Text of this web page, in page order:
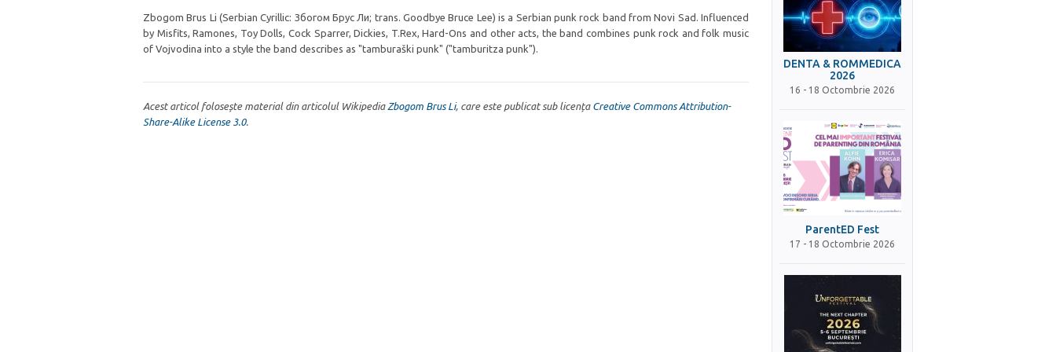
Zbogom Brus Li (Serbian Cyrillic: Збогом Брус Ли; trans. Goodbye Bruce Lee) is a Serbian punk rock band from Novi Sad. Influenced
by Misfits, Ramones, Toy Dolls, Cock Sparrer, Dickies, T.Rex, Hard-Ons and other acts, the band combines punk rock and folk music
of Vojvodina into a style the band describes as "tamburaški punk" ("tamburitza punk").
Acest articol folosește material din articolul Wikipedia Zbogom Brus Li, care este publicat sub licența Creative Commons Attribution-
Share-Alike License 3.0.
DENTA & ROMMEDICA
2026
16 - 18 Octombrie 2026
ParentED Fest
17 - 18 Octombrie 2026